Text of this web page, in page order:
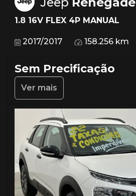
1.8 16V FLEX 4P MANUAL
2017/2017 158.256 km
Sem Precificação
Ver mais